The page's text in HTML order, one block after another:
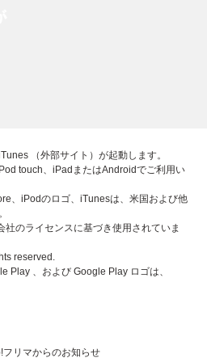
（外部サイト）が起動します。
touch、iPadまたはAndroidでご利用い
、iPodのロゴ、iTunesは、米国および他
社のライセンスに基づき使用されていま
reserved.
Play 、および Google Play ロゴは、
フリマからのお知らせ